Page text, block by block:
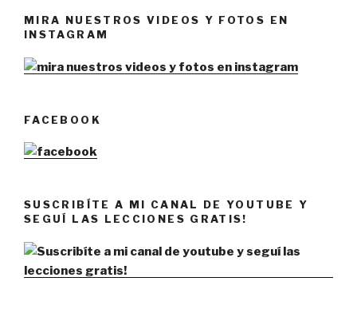
MIRA NUESTROS VIDEOS Y FOTOS EN
INSTAGRAM
FACEBOOK
SUSCRIBÍTE A MI CANAL DE YOUTUBE Y
SEGUÍ LAS LECCIONES GRATIS!